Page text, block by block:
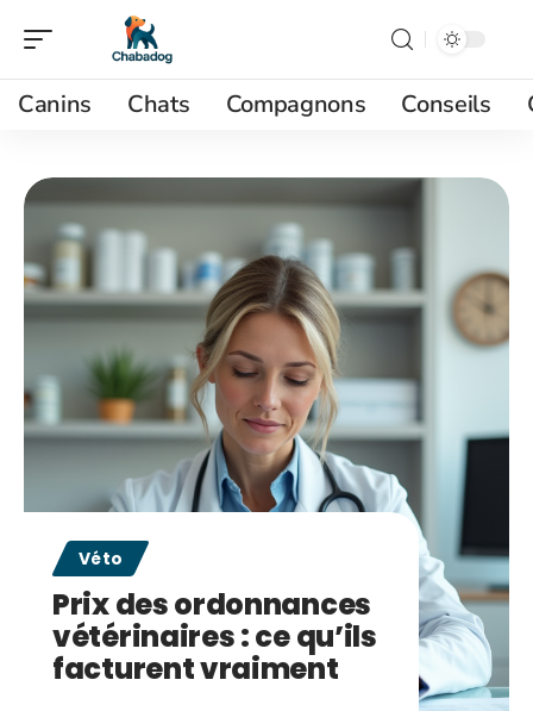
Canins Chats Compagnons Conseils
Véto
Prix des ordonnances
vétérinaires : ce qu’ils
facturent vraiment